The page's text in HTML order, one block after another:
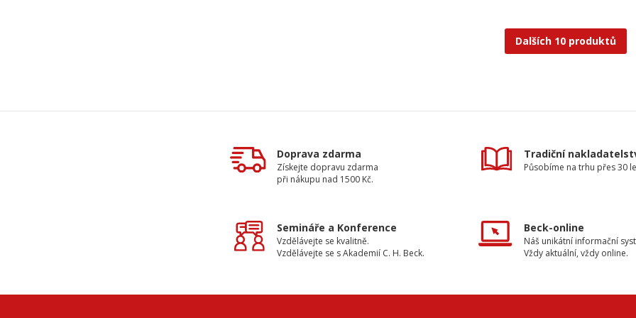
Dalších 10 produktů
Doprava zdarma
Získejte dopravu zdarma
při nákupu nad 1500 Kč.
Tradiční
Působíme na trhu přes 30
Semináře a Konference
Vzdělávejte se kvalitně.
Vzdělávejte se s Akademií C. H. Beck.
Beck-online
Náš unikátní informační
Vždy aktuální, vždy online.